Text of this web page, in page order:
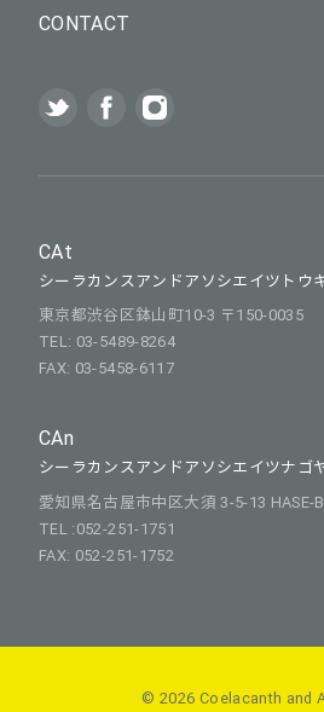
CONTACT
CAt
シーラカンスアンドアソシエイツトウ
東京都渋谷区鉢山町10-3 〒150-0035
TEL: 03-5489-8264
FAX: 03-5458-6117
CAn
シーラカンスアンドアソシエイツナゴ
愛知県名古屋市中区大須 3-5-13 HASE-
TEL :052-251-1751
FAX: 052-251-1752
© 2026 Coelacanth and